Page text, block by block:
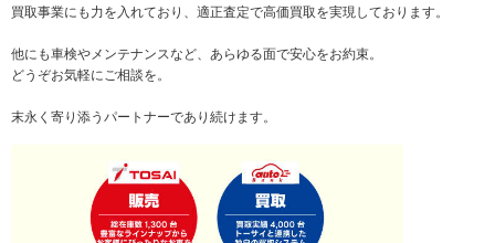
買取事業にも力を入れており、適正査定で高価買取を実現しております。
他にも車検やメンテナンスなど、あらゆる面で安心をお約束。
どうぞお気軽にご相談を。
末永く寄り添うパートナーであり続けます。